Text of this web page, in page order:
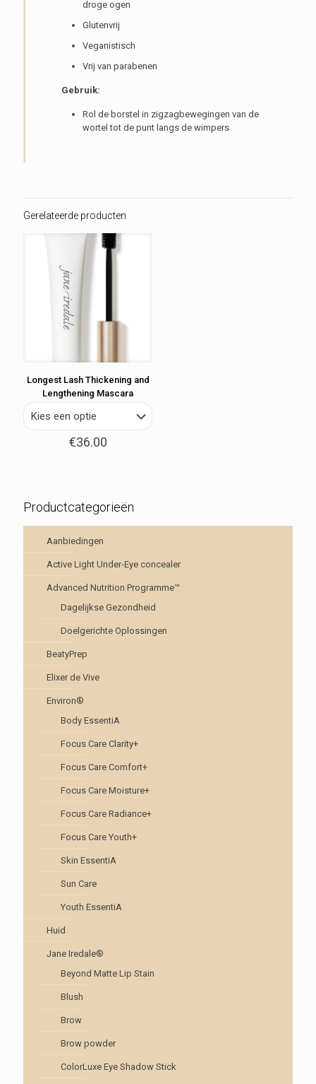
droge ogen
Glutenvrij
Veganistisch
Vrij van parabenen
Gebruik:
Rol de borstel in zigzagbewegingen van de
wortel tot de punt langs de wimpers
Gerelateerde producten
Longest Lash Thickening and
Lengthening Mascara
€36.00
Productcategorieën
Aanbiedingen
Active Light Under-Eye concealer
Advanced Nutrition Programme™
Dagelijkse Gezondheid
Doelgerichte Oplossingen
BeatyPrep
Elixer de Vive
Environ®
Body EssentiA
Focus Care Clarity+
Focus Care Comfort+
Focus Care Moisture+
Focus Care Radiance+
Focus Care Youth+
Skin EssentiA
Sun Care
Youth EssentiA
Huid
Jane Iredale®
Beyond Matte Lip Stain
Blush
Brow
Brow powder
ColorLuxe Eye Shadow Stick